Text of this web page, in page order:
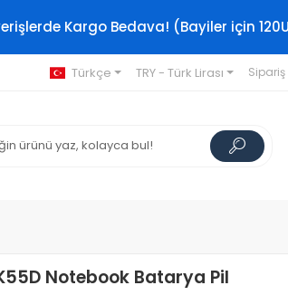
Kargo Bedava! (Bayiler için
Türkçe TRY - Türk Lirası
Notebook Batarya Pil